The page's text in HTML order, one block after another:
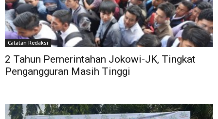
Catatan Redaksi
2 Tahun Pemerintahan Jokowi-JK, Tingkat
Pengangguran Masih Tinggi